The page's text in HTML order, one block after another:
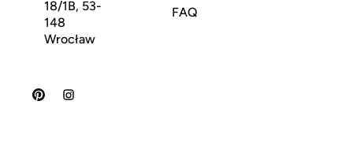
18/1B, 53-
148
Wrocław
FAQ